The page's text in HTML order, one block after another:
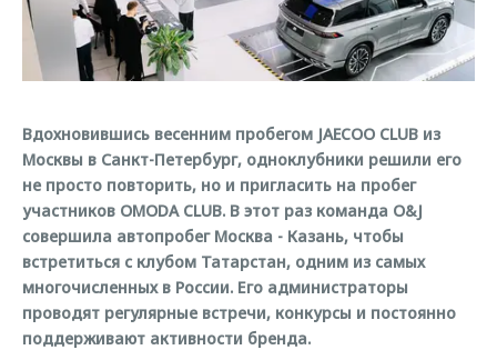
Страхование
Кредитный калькулятор
Одежда и сувениры
Оригинальные аксессуары
Запчасти
Трейд-ин
Калькулятор трейд-ин
Руководства по эксплуатации
Клиентская поддержка
Клуб владельцев OMODA
Приложение O&J
Аксессуары
Одежда и сувениры
Оригинальные аксессуары
Запчасти
Обратная связь
Вдохновившись весенним пробегом JAECOO CLUB из
Москвы в Санкт-Петербург, одноклубники решили его
не просто повторить, но и пригласить на пробег
участников OMODA CLUB. В этот раз команда O&J
совершила автопробег Москва - Казань, чтобы
встретиться с клубом Татарстан, одним из самых
многочисленных в России. Его администраторы
проводят регулярные встречи, конкурсы и постоянно
поддерживают активности бренда.